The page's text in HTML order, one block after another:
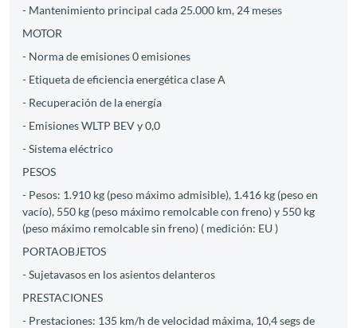
- Mantenimiento principal cada 25.000 km, 24 meses
MOTOR
- Norma de emisiones 0 emisiones
- Etiqueta de eficiencia energética clase A
- Recuperación de la energía
- Emisiones WLTP BEV y 0,0
- Sistema eléctrico
PESOS
- Pesos: 1.910 kg (peso máximo admisible), 1.416 kg (peso en
vacío), 550 kg (peso máximo remolcable con freno) y 550 kg
(peso máximo remolcable sin freno) ( medición: EU )
PORTAOBJETOS
- Sujetavasos en los asientos delanteros
PRESTACIONES
- Prestaciones: 135 km/h de velocidad máxima, 10,4 segs de